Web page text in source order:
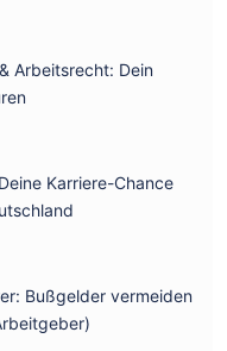
Arbeitsrecht: Dein
Karriere-Chance
Bußgelder vermeiden